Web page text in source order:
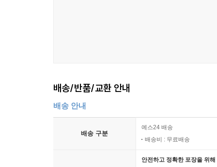
--- p.166
이 세상에 없는 것을 찾아다니는 건 어리석은 짓
서 뭐하나? 시가 꼭 뭘 해야 할까. 아직도 내가
시차 없이 살아보는 것도 나쁘지 않을 것이다.
해나갈 것을 격려한다. 그의 재치 넘치는 글에서
배송/반품/교환 안내
배송 안내
배송 구분
예스24 배송
배송비 : 무료배송
안전하고 정확한 포장을 위